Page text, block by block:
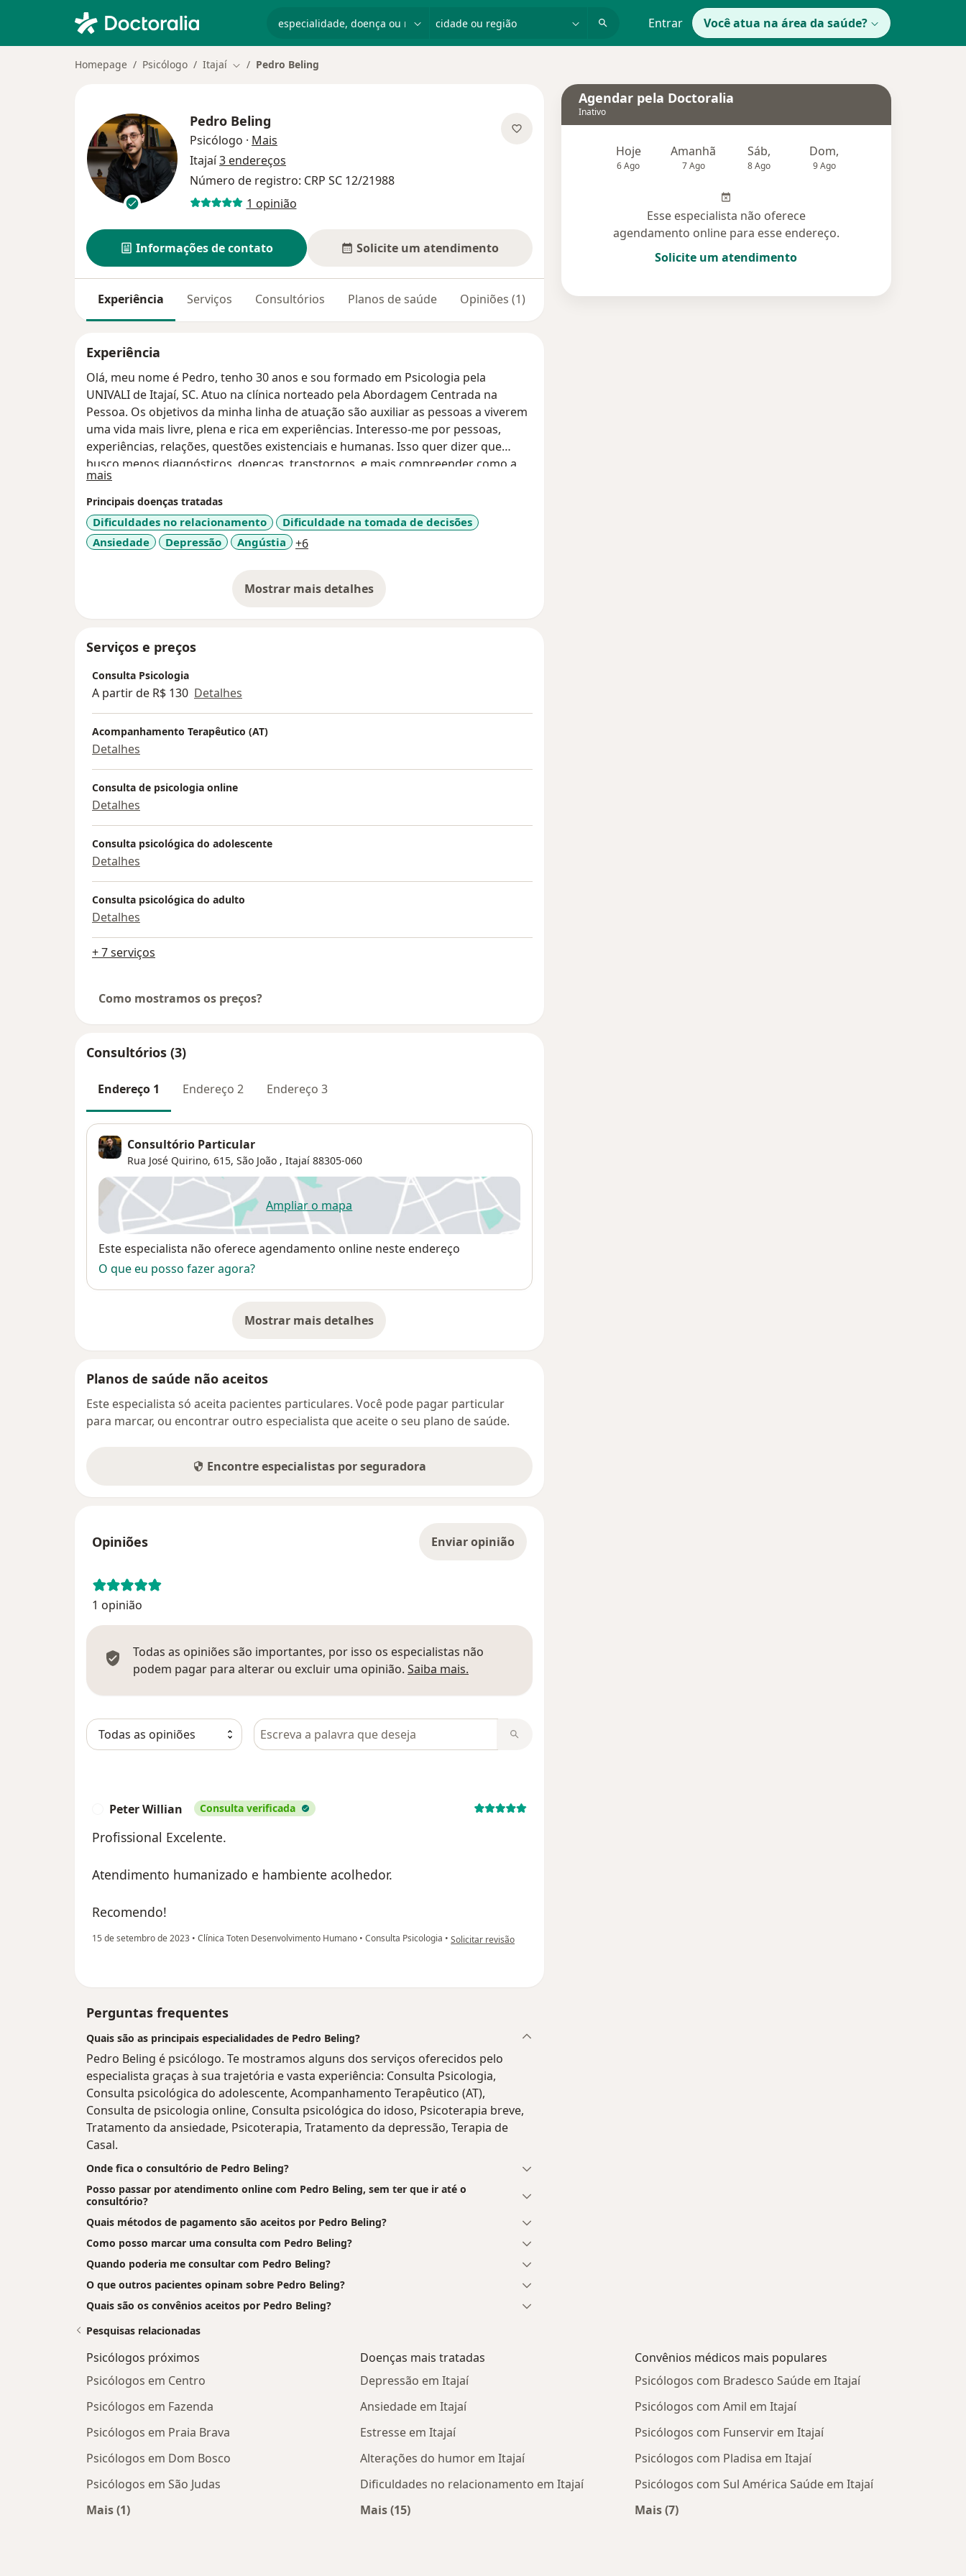
Entrar Você atua na área da saúde?
Homepage Psicólogo Itajaí Mudar de cidade
Pedro Beling
Pedro Beling
Psicólogo · Mais
Itajaí3 endereços
Número de registro: CRP SC 12/21988
1 opinião
Informações de contato Solicite um atendimento
Experiência Serviços Consultórios Planos de saúde Opiniões (1)
Experiência
Olá, meu nome é Pedro, tenho 30 anos e sou formado em Psicologia pela
UNIVALI de Itajaí, SC. Atuo na clínica norteado pela Abordagem Centrada na
Pessoa. Os objetivos da minha linha de atuação são auxiliar as pessoas a viverem
uma vida mais livre, plena e rica em experiências. Interesso-me por pessoas,
experiências, relações, questões existenciais e humanas. Isso quer dizer que
busco menos diagnósticos, doenças, transtornos, e mais compreender como a
pessoa experiencia sua vida.
mais
Principais doenças tratadas
Dificuldades no relacionamento
Dificuldade na tomada de decisões
Ansiedade
Depressão Angústia +6a11y_sr_more_diseases
Mostrar mais detalhes
sobre a experiência
Serviços e preços
Consulta Psicologia
A partir de R$ 130 Detalhes
Acompanhamento Terapêutico (AT)
Detalhes
Consulta de psicologia online
Detalhes
Consulta psicológica do adolescente
Detalhes
Consulta psicológica do adulto
Detalhes
+ 7 serviços
Como mostramos os preços?
Consultórios (3)
Endereço 1 Endereço 2 Endereço 3
Consultório Particular
Rua José Quirino, 615, São João , Itajaí 88305-060
Ampliar o mapaabre num novo separador
Disponibilidade
Este especialista não oferece agendamento online neste endereço
O que eu posso fazer agora?
Mostrar mais detalhes
sobre o endereço
Planos de saúde não aceitos
Este especialista só aceita pacientes particulares. Você pode pagar particular
para marcar, ou encontrar outro especialista que aceite o seu plano de saúde.
Encontre especialistas por seguradora
Opiniões Enviar opinião
1 opinião
Todas as opiniões são importantes, por isso os especialistas não
podem pagar para alterar ou excluir uma opinião. Saiba mais.
Pesquisar em opiniões
Peter Willian Consulta verificada
Profissional Excelente.
Atendimento humanizado e hambiente acolhedor.
Recomendo!
15 de setembro de 2023 • Clínica Toten Desenvolvimento Humano • Consulta Psicologia • na opinião do utilizador Peter Willian
Solicitar revisão
Perguntas frequentes
Quais são as principais especialidades de Pedro Beling?
Pedro Beling é psicólogo. Te mostramos alguns dos serviços oferecidos pelo
especialista graças à sua trajetória e vasta experiência: Consulta Psicologia,
Consulta psicológica do adolescente, Acompanhamento Terapêutico (AT),
Consulta de psicologia online, Consulta psicológica do idoso, Psicoterapia breve,
Tratamento da ansiedade, Psicoterapia, Tratamento da depressão, Terapia de
Casal.
Onde fica o consultório de Pedro Beling?
Posso passar por atendimento online com Pedro Beling, sem ter que ir até o
consultório?
Quais métodos de pagamento são aceitos por Pedro Beling?
Como posso marcar uma consulta com Pedro Beling?
Quando poderia me consultar com Pedro Beling?
O que outros pacientes opinam sobre Pedro Beling?
Quais são os convênios aceitos por Pedro Beling?
Agendar pela Doctoralia
Inativo
Hoje
6 Ago
Amanhã
7 Ago
Sáb,
8 Ago
Dom,
9 Ago
Esse especialista não oferece
agendamento online para esse endereço.
Solicite um atendimento
Pesquisas relacionadas
Psicólogos próximos
Psicólogos em Centro
Psicólogos em Fazenda
Psicólogos em Praia Brava
Psicólogos em Dom Bosco
Psicólogos em São Judas
Mais (1)
Doenças mais tratadas
Depressão em Itajaí
Ansiedade em Itajaí
Estresse em Itajaí
Alterações do humor em Itajaí
Dificuldades no relacionamento em Itajaí
Mais (15)
Convênios médicos mais populares
Psicólogos com Bradesco Saúde em Itajaí
Psicólogos com Amil em Itajaí
Psicólogos com Funservir em Itajaí
Psicólogos com Pladisa em Itajaí
Psicólogos com Sul América Saúde em Itajaí
Mais (7)